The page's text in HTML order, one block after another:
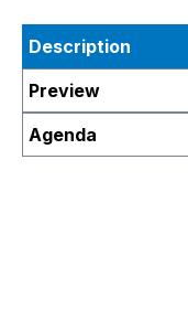
Description
Preview
Agenda